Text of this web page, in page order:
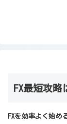
FX最短攻略
FXを効率よく始め